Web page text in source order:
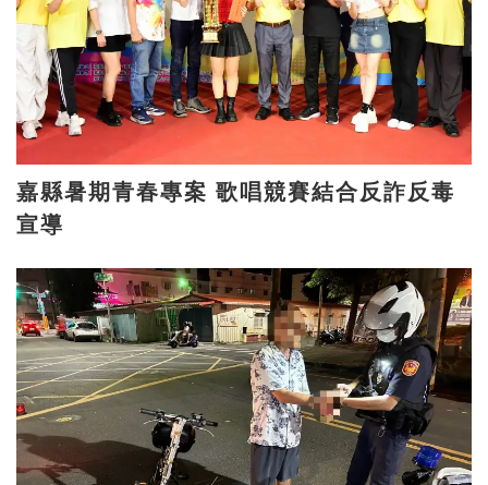
嘉縣暑期青春專案 歌唱競賽結合反詐反毒
宣導